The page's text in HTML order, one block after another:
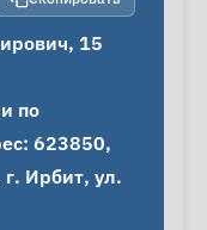
15
по
623850,
Ирбит, ул.